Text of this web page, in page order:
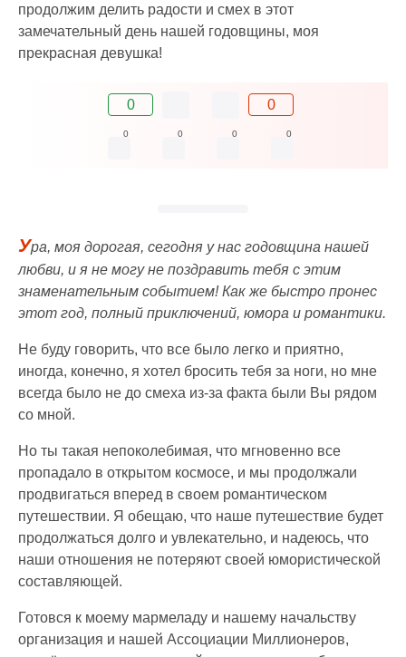
продолжим делить радости и смех в этот
замечательный день нашей годовщины, моя
прекрасная девушка!
0 0
0 0 0 0
Ура, моя дорогая, сегодня у нас годовщина нашей
любви, и я не могу не поздравить тебя с этим
знаменательным событием! Как же быстро пронес
этот год, полный приключений, юмора и романтики.
Не буду говорить, что все было легко и приятно,
иногда, конечно, я хотел бросить тебя за ноги, но мне
всегда было не до смеха из-за факта были Вы рядом
со мной.
Но ты такая непоколебимая, что мгновенно все
пропадало в открытом космосе, и мы продолжали
продвигаться вперед в своем романтическом
путешествии. Я обещаю, что наше путешествие будет
продолжаться долго и увлекательно, и надеюсь, что
наши отношения не потеряют своей юмористической
составляющей.
Готовся к моему мармеладу и нашему начальству
организация и нашей Ассоциации Миллионеров,